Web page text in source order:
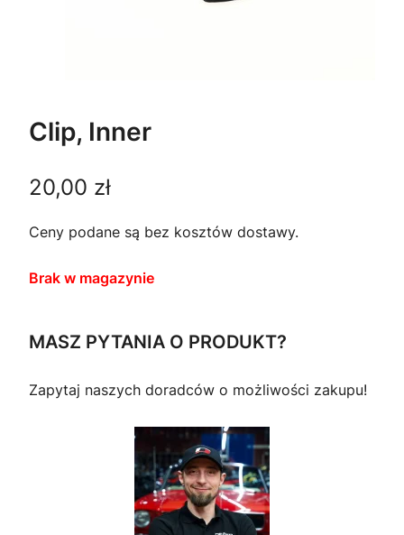
Clip, Inner
20,00 zł
Ceny podane są bez kosztów dostawy.
Brak w magazynie
MASZ PYTANIA O PRODUKT?
Zapytaj naszych doradców o możliwości zakupu!